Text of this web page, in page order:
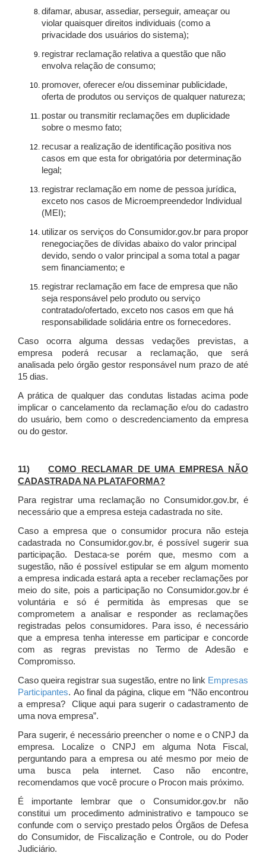
difamar, abusar, assediar, perseguir, ameaçar ou
violar quaisquer direitos individuais (como a
privacidade dos usuários do sistema);
registrar reclamação relativa a questão que não
envolva relação de consumo;
promover, oferecer e/ou disseminar publicidade,
oferta de produtos ou serviços de qualquer natureza;
postar ou transmitir reclamações em duplicidade
sobre o mesmo fato;
recusar a realização de identificação positiva nos
casos em que esta for obrigatória por determinação
legal;
registrar reclamação em nome de pessoa jurídica,
exceto nos casos de Microempreendedor Individual
(MEI);
utilizar os serviços do Consumidor.gov.br para propor
renegociações de dívidas abaixo do valor principal
devido, sendo o valor principal a soma total a pagar
sem financiamento; e
registrar reclamação em face de empresa que não
seja responsável pelo produto ou serviço
contratado/ofertado, exceto nos casos em que há
responsabilidade solidária entre os fornecedores.
Caso ocorra alguma dessas vedações previstas, a
empresa poderá recusar a reclamação, que será
analisada pelo órgão gestor responsável num prazo de até
15 dias.
A prática de qualquer das condutas listadas acima pode
implicar o cancelamento da reclamação e/ou do cadastro
do usuário, bem como o descredenciamento da empresa
ou do gestor.
11)COMO RECLAMAR DE UMA EMPRESA NÃO
CADASTRADA NA PLATAFORMA?
Para registrar uma reclamação no Consumidor.gov.br, é
necessário que a empresa esteja cadastrada no site.
Caso a empresa que o consumidor procura não esteja
cadastrada no Consumidor.gov.br, é possível sugerir sua
participação. Destaca-se porém que, mesmo com a
sugestão, não é possível estipular se em algum momento
a empresa indicada estará apta a receber reclamações por
meio do site, pois a participação no Consumidor.gov.br é
voluntária e só é permitida às empresas que se
comprometem a analisar e responder as reclamações
registradas pelos consumidores. Para isso, é necessário
que a empresa tenha interesse em participar e concorde
com as regras previstas no Termo de Adesão e
Compromisso.
Caso queira registrar sua sugestão, entre no link Empresas
Participantes. Ao final da página, clique em “Não encontrou
a empresa? Clique aqui para sugerir o cadastramento de
uma nova empresa”.
Para sugerir, é necessário preencher o nome e o CNPJ da
empresa. Localize o CNPJ em alguma Nota Fiscal,
perguntando para a empresa ou até mesmo por meio de
uma busca pela internet. Caso não encontre,
recomendamos que você procure o Procon mais próximo.
É importante lembrar que o Consumidor.gov.br não
constitui um procedimento administrativo e tampouco se
confunde com o serviço prestado pelos Órgãos de Defesa
do Consumidor, de Fiscalização e Controle, ou do Poder
Judiciário.